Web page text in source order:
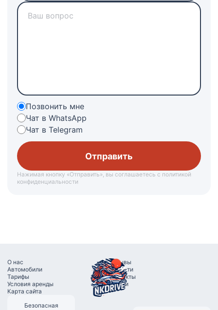
Позвонить мне
Чат в WhatsApp
Чат в Telegram
Нажимая кнопку «Отправить», вы соглашаетесь с политикой
конфиденциальности
О наc
Автомобили
Тарифы
Условия аренды
Отзывы
Новости
Контакты
Услуги
Карта сайта
Безопасная